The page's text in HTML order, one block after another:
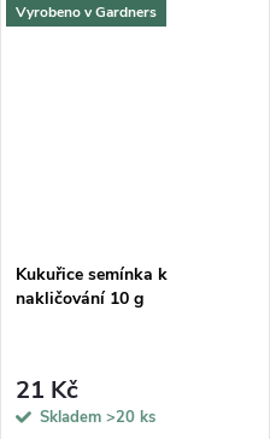
Vyrobeno v Gardners
Kukuřice semínka k
nakličování 10 g
21 Kč
Skladem >20 ks